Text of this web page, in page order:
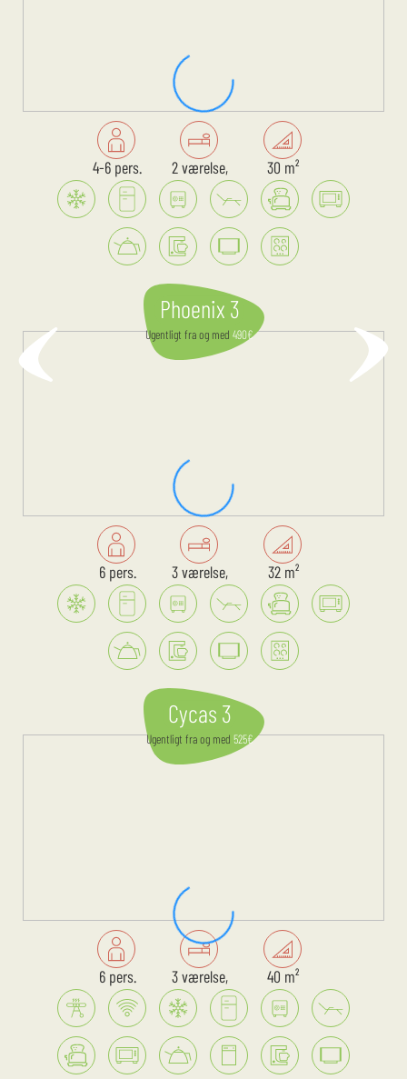
4-6 pers. 2 værelse, 30 m²
Phoenix 3
Ugentligtfra og med490€
6 pers. 3 værelse, 32 m²
Cycas 3
Ugentligt fra og med 525€
6 pers. 3 værelse, 40 m²